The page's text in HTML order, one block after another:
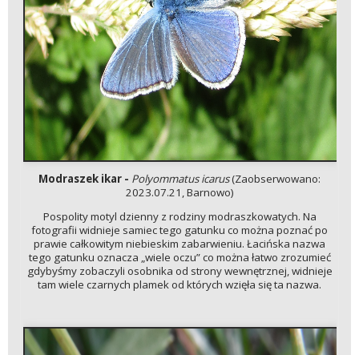
Modraszek ikar - Polyommatus icarus(Zaobserwowano:
2023.07.21, Barnowo)
Pospolity motyl dzienny z rodziny modraszkowatych. Na
fotografii widnieje samiec tego gatunku co można poznać po
prawie całkowitym niebieskim zabarwieniu. Łacińska nazwa
tego gatunku oznacza „wiele oczu” co można łatwo zrozumieć
gdybyśmy zobaczyli osobnika od strony wewnętrznej, widnieje
tam wiele czarnych plamek od których wzięła się ta nazwa.